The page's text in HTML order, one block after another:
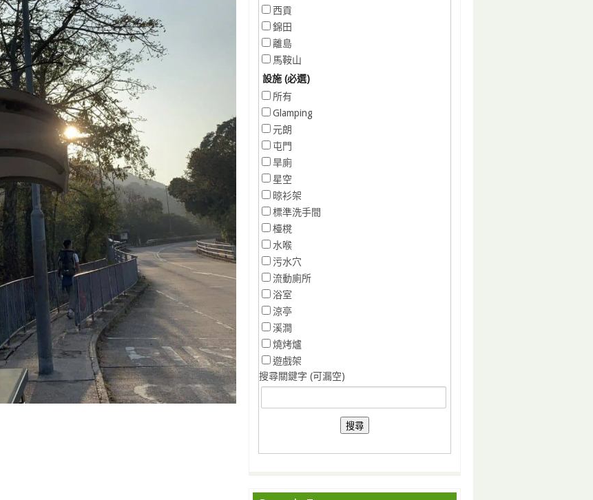
西貢
錦田
離島
馬鞍山
設施 (必選)
所有
Glamping
元朗
屯門
旱廁
星空
晾衫架
標準洗手間
檯櫈
水喉
污水穴
流動廁所
浴室
涼亭
溪澗
燒烤爐
遊戲架
搜尋關鍵字 (可漏空)